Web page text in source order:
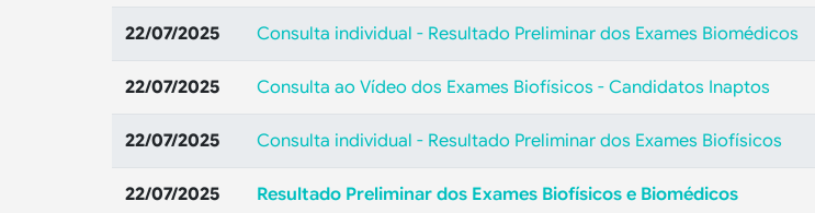
22/07/2025 Consulta individual - Resultado Preliminar dos Exames Biomédicos
22/07/2025 Consulta ao Vídeo dos Exames Biofísicos - Candidatos Inaptos
22/07/2025 Consulta individual - Resultado Preliminar dos Exames Biofísicos
22/07/2025 Resultado Preliminar dos Exames Biofísicos e Biomédicos